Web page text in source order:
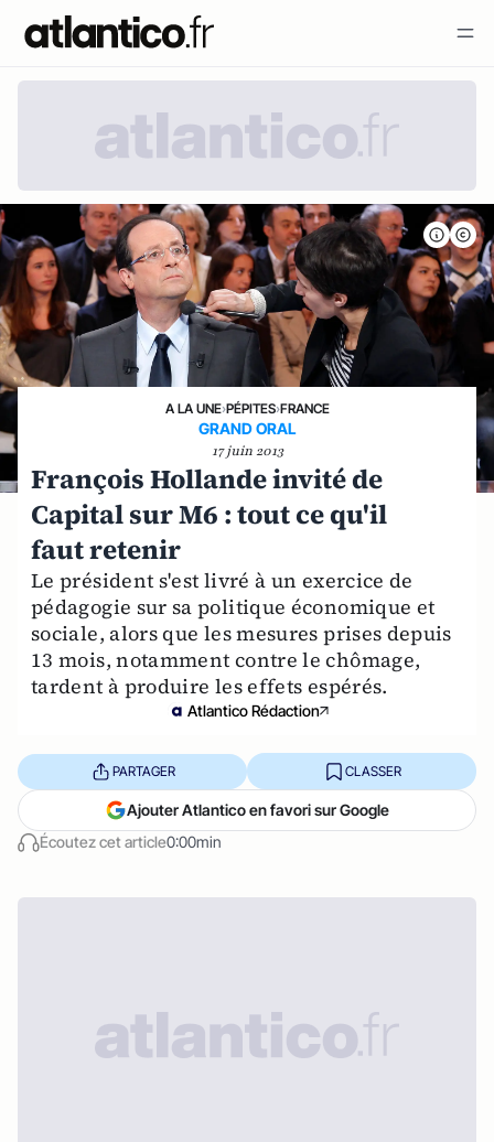
A LA UNE›PÉPITES›FRANCE
GRAND ORAL
17 juin 2013
François Hollande invité de
Capital sur M6 : tout ce qu'il
faut retenir
Le président s'est livré à un exercice de
pédagogie sur sa politique économique et
sociale, alors que les mesures prises depuis
13 mois, notamment contre le chômage,
tardent à produire les effets espérés.
Atlantico Rédaction
Écoutez cet article0:00min
PARTAGER CLASSER
Ajouter Atlantico en favori sur Google